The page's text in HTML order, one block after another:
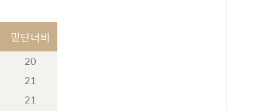
밑단너비
20
21
21